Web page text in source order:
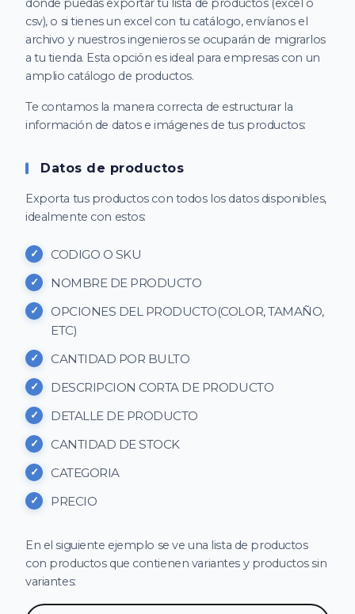
csv), o si tienes un excel con tu catálogo, envíanos el
archivo y nuestros ingenieros se ocuparán de migrarlos
a tu tienda. Esta opción es ideal para empresas con un
amplio catálogo de productos.
Te contamos la manera correcta de estructurar la
información de datos e imágenes de tus productos:
Datos de productos
Exporta tus productos con todos los datos disponibles,
idealmente con estos:
CODIGO O SKU
NOMBRE DE PRODUCTO
OPCIONES DEL PRODUCTO(COLOR, TAMAÑO,
ETC)
CANTIDAD POR BULTO
DESCRIPCION CORTA DE PRODUCTO
DETALLE DE PRODUCTO
CANTIDAD DE STOCK
CATEGORIA
PRECIO
En el siguiente ejemplo se ve una lista de productos
con productos que contienen variantes y productos sin
variantes: